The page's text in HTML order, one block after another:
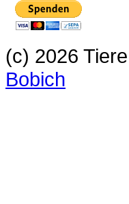
(c) 2026
Bobich